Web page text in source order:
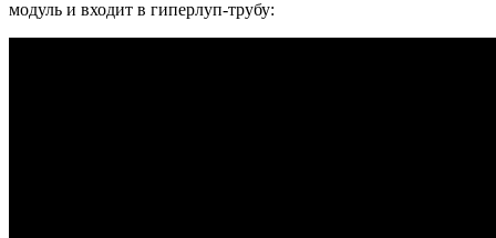
модуль и входит в гиперлуп-трубу: